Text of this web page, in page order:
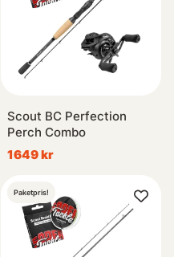
Scout BC Perfection
Perch Combo
1649 kr
Paketpris!